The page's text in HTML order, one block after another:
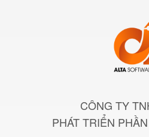
CÔNG TY
PHÁT TRIỂN